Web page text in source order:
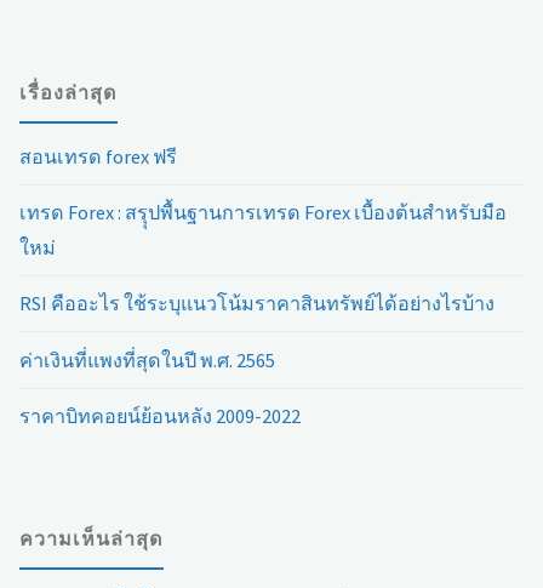
2009-
2022"
เรื่องล่าสุด
สอนเทรด forex ฟรี
เทรด Forex : สรุุปพื้นฐานการเทรด Forex เบื้องต้นสำหรับมือ
ใหม่
RSI คืออะไร ใช้ระบุแนวโน้มราคาสินทรัพย์ได้อย่างไรบ้าง
ค่าเงินที่แพงที่สุดในปี พ.ศ. 2565
ราคาบิทคอยน์ย้อนหลัง 2009-2022
ความเห็นล่าสุด